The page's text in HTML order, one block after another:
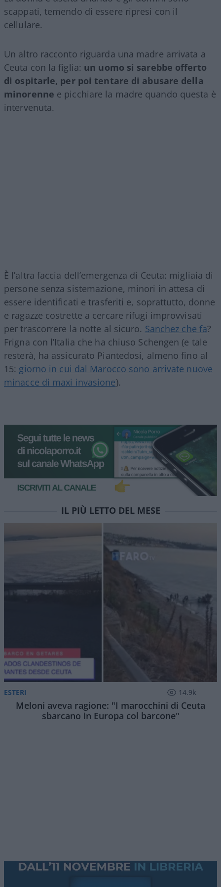
scappati, temendo di essere ripresi con il
cellulare.
Un altro racconto riguarda una madre arrivata a
Ceuta con la figlia: un uomo si sarebbe offerto
di ospitarle, per poi tentare di abusare della
minorenne e picchiare la madre quando questa è
intervenuta.
È l’altra faccia dell’emergenza di Ceuta: migliaia di
persone senza sistemazione, minori in attesa di
essere identificati e trasferiti e, soprattutto, donne
e ragazze costrette a cercare rifugi improvvisati
per trascorrere la notte al sicuro. Sanchez che fa?
Frigna con l’Italia che ha chiuso Schengen (e tale
resterà, ha assicurato Piantedosi, almeno fino al
15: giorno in cui dal Marocco sono arrivate nuove
minacce di maxi invasione).
IL PIÙ LETTO DEL MESE
ESTERI 14.9k
Meloni aveva ragione: "I marocchini di Ceuta
sbarcano in Europa col barcone"